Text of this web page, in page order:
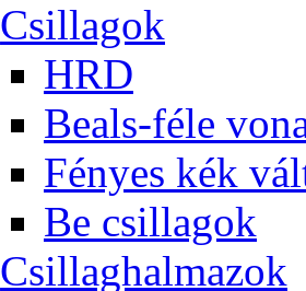
Csil­la­gok
HRD
Be­als-fé­le
Fé­nyes kék
Be csil­la­gok
Csil­lag­hal­ma­zok